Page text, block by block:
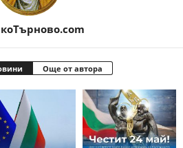
Още от автора